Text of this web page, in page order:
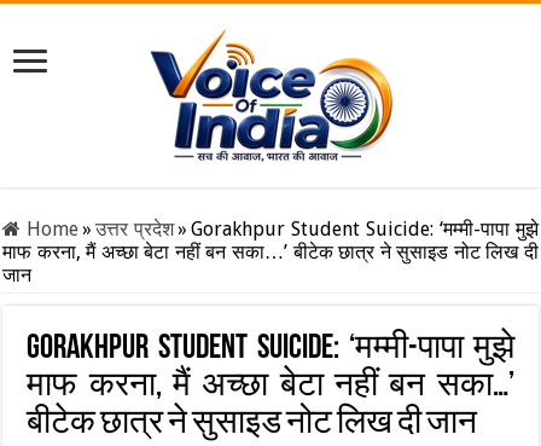
Home» उत्तर प्रदेश» Gorakhpur Student Suicide: ‘मम्मी-पापा मुझे
माफ करना, मैं अच्छा बेटा नहीं बन सका…’ बीटेक छात्र ने सुसाइड नोट लिख दी
जान
Gorakhpur Student Suicide: ‘मम्मी-पापा मुझे
माफ करना, मैं अच्छा बेटा नहीं बन सका…’
बीटेक छात्र ने सुसाइड नोट लिख दी जान